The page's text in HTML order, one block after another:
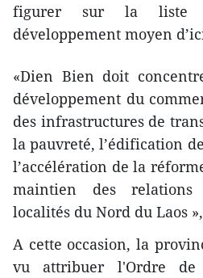
figurer sur la liste
développement moyen
«Dien Bien doit
développement du
des infrastructures de
la pauvreté, l’édification
l’accélération de la
maintien des
localités du Nord du Laos
A cette occasion, la
vu attribuer l'Ordre de